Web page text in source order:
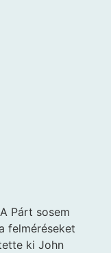
Párt sosem
felméréseket
ki John